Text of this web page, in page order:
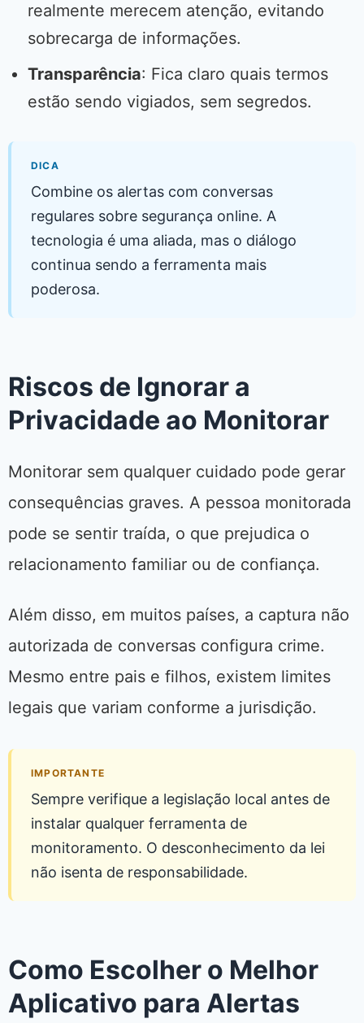
realmente merecem atenção, evitando
sobrecarga de informações.
Transparência: Fica claro quais termos
estão sendo vigiados, sem segredos.
DICA
Combine os alertas com conversas
regulares sobre segurança online. A
tecnologia é uma aliada, mas o diálogo
continua sendo a ferramenta mais
poderosa.
Riscos de Ignorar a
Privacidade ao Monitorar
Monitorar sem qualquer cuidado pode gerar
consequências graves. A pessoa monitorada
pode se sentir traída, o que prejudica o
relacionamento familiar ou de confiança.
Além disso, em muitos países, a captura não
autorizada de conversas configura crime.
Mesmo entre pais e filhos, existem limites
legais que variam conforme a jurisdição.
IMPORTANTE
Sempre verifique a legislação local antes de
instalar qualquer ferramenta de
monitoramento. O desconhecimento da lei
não isenta de responsabilidade.
Como Escolher o Melhor
Aplicativo para Alertas